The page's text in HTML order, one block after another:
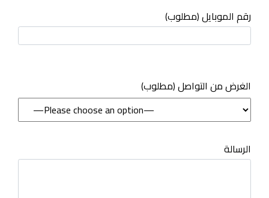
رقم الموبايل (مطلوب)
(مطلوب) الغرض من التواصل
الرسالة